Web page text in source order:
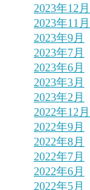
2023年12月
2023年11月
2023年9月
2023年7月
2023年6月
2023年3月
2023年2月
2022年12月
2022年9月
2022年8月
2022年7月
2022年6月
2022年5月